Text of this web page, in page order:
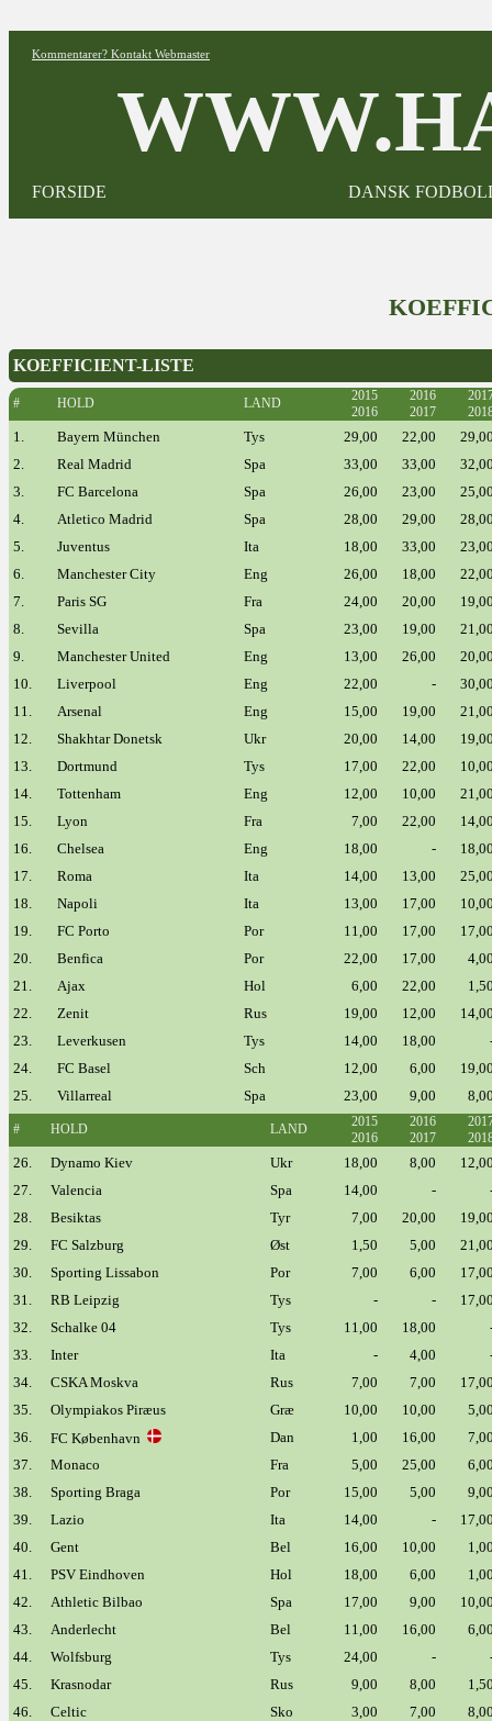
Kommentarer? Kontakt Webmaster
FORSIDE DANSK
KOEFFICIENT-LISTE
# HOLD LAND
2015
2016
2016
2017
1. Bayern München Tys 29,00 22,00
2.
Real Madrid Spa 33,00 33,00
3.
FC Barcelona Spa 26,00 23,00
4.
Atletico Madrid Spa 28,00 29,00
5.
Juventus Ita 18,00 33,00
6.
Manchester City Eng 26,00 18,00
7.
Paris SG Fra 24,00 20,00
8.
Sevilla Spa 23,00 19,00
9.
Manchester United Eng 13,00 26,00
10.
Liverpool Eng 22,00 -
11.
Arsenal Eng 15,00 19,00
12.
Shakhtar Donetsk Ukr 20,00 14,00
13.
Dortmund Tys 17,00 22,00
14.
Tottenham Eng 12,00 10,00
15.
Lyon Fra 7,00 22,00
16.
Chelsea Eng 18,00 -
17.
Roma Ita 14,00 13,00
18.
Napoli Ita 13,00 17,00
19.
FC Porto Por 11,00 17,00
20.
Benfica Por 22,00 17,00
21.
Ajax Hol 6,00 22,00
22.
Zenit Rus 19,00 12,00
23.
Leverkusen Tys 14,00 18,00
24.
FC Basel Sch 12,00 6,00
25.
Villarreal Spa 23,00 9,00
# HOLD LAND
2015
2016
2016
2017
26. Dynamo Kiev Ukr 18,00 8,00
27.
Valencia Spa 14,00 -
28.
Besiktas Tyr 7,00 20,00
29.
FC Salzburg Øst 1,50 5,00
30.
Sporting Lissabon Por 7,00 6,00
31.
RB Leipzig Tys - -
32.
Schalke 04 Tys 11,00 18,00
33.
Inter Ita - 4,00
34.
CSKA Moskva Rus 7,00 7,00
35.
Olympiakos Piræus Græ 10,00 10,00
36.
FC København Dan 1,00 16,00
37.
Monaco Fra 5,00 25,00
38.
Sporting Braga Por 15,00 5,00
39.
Lazio Ita 14,00 -
40.
Gent Bel 16,00 10,00
41.
PSV Eindhoven Hol 18,00 6,00
42.
Athletic Bilbao Spa 17,00 9,00
43.
Anderlecht Bel 11,00 16,00
44.
Wolfsburg Tys 24,00 -
45.
Krasnodar Rus 9,00 8,00
46.
Celtic Sko 3,00 7,00